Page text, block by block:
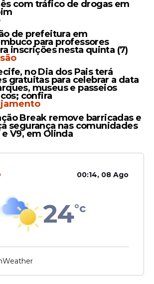
do Maranhão
o advogado aproveitou-se
profissional para efetuar o
de 25 alvarás judiciais e
de acordos de clientes em
idosas, analfabetos e
com tráfico de drogas em
de prefeitura em
para professores
inscrições nesta quinta (7)
no Dia dos Pais terá
gratuitas para celebrar a data
museus e passeios
confira
Break remove barricadas e
segurança nas comunidades
e V9, em Olinda
00:14, 08 Ago
24°c